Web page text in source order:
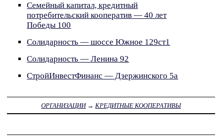
Семейный капитал, кредитный
потребительский кооператив — 40 лет
Победы 100
Солидарность — шоссе Южное 129ст1
Солидарность — Ленина 92
СтройИнвестФинанс — Дзержинского 5а
ОРГАНИЗАЦИИ→ КРЕДИТНЫЕ КООПЕРАТИВЫ